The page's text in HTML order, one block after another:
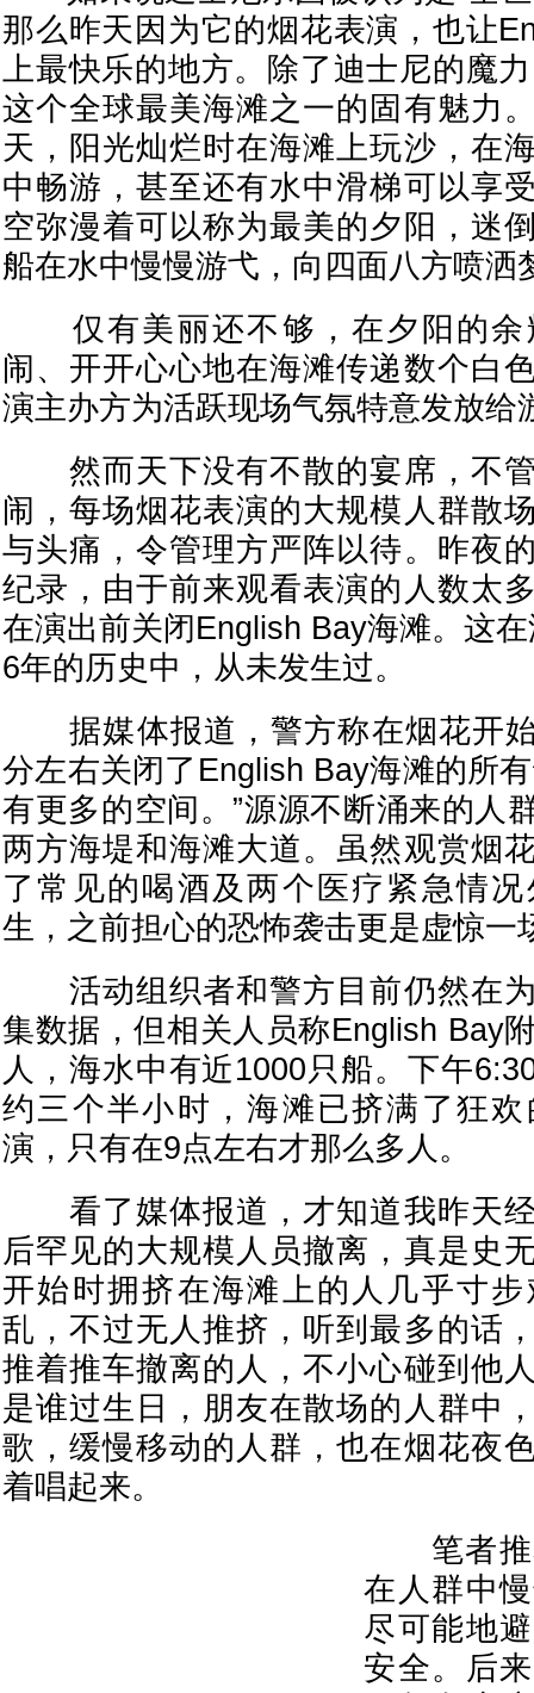
那么昨天因为它的烟花表演，也让
上最快乐的地方。除了迪士尼的魔
这个全球最美海滩之一的固有魅力
天，阳光灿烂时在海滩上玩沙，在
中畅游，甚至还有水中滑梯可以享
空弥漫着可以称为最美的夕阳，迷
船在水中慢慢游弋，向四面八方喷洒
仅有美丽还不够，在夕阳的余
闹、开开心心地在海滩传递数个白
演主办方为活跃现场气氛特意发放给
然而天下没有不散的宴席，不管
闹，每场烟花表演的大规模人群散
与头痛，令管理方严阵以待。昨夜
纪录，由于前来观看表演的人数太
在演出前关闭English Bay海滩。这
6年的历史中，从未发生过。
据媒体报道，警方称在烟花开始
分左右关闭了English Bay海滩的所
有更多的空间。”源源不断涌来的人
两方海堤和海滩大道。虽然观赏烟
了常见的喝酒及两个医疗紧急情
生，之前担心的恐怖袭击更是虚惊一
活动组织者和警方目前仍然在为
集数据，但相关人员称English Bay
人，海水中有近1000只船。下午
约三个半小时，海滩已挤满了狂
演，只有在9点左右才那么多人。
看了媒体报道，才知道我昨天经
后罕见的大规模人员撤离，真是史
开始时拥挤在海滩上的人几乎寸
乱，不过无人推挤，听到最多的话
推着推车撤离的人，不小心碰到他
是谁过生日，朋友在散场的人群中
歌，缓慢移动的人群，也在烟花夜
着唱起来。
笔者推
在人群中
尽可能地
安全。后